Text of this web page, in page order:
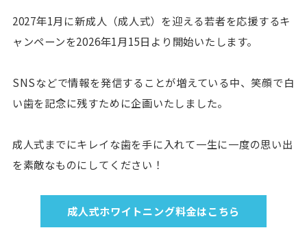
2027年1月に新成人（成人式）を迎える若者を応援するキ
ャンペーンを2026年1月15日より開始いたします。
SNSなどで情報を発信することが増えている中、笑顔で白
い歯を記念に残すために企画いたしました。
成人式までにキレイな歯を手に入れて一生に一度の思い出
を素敵なものにしてください！
成人式ホワイトニング料金はこちら